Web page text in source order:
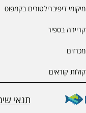
מיקומי דיפיברילטורים בקמפוס
קריירה בספיר
מכרזים
קולות קוראים
תנאי